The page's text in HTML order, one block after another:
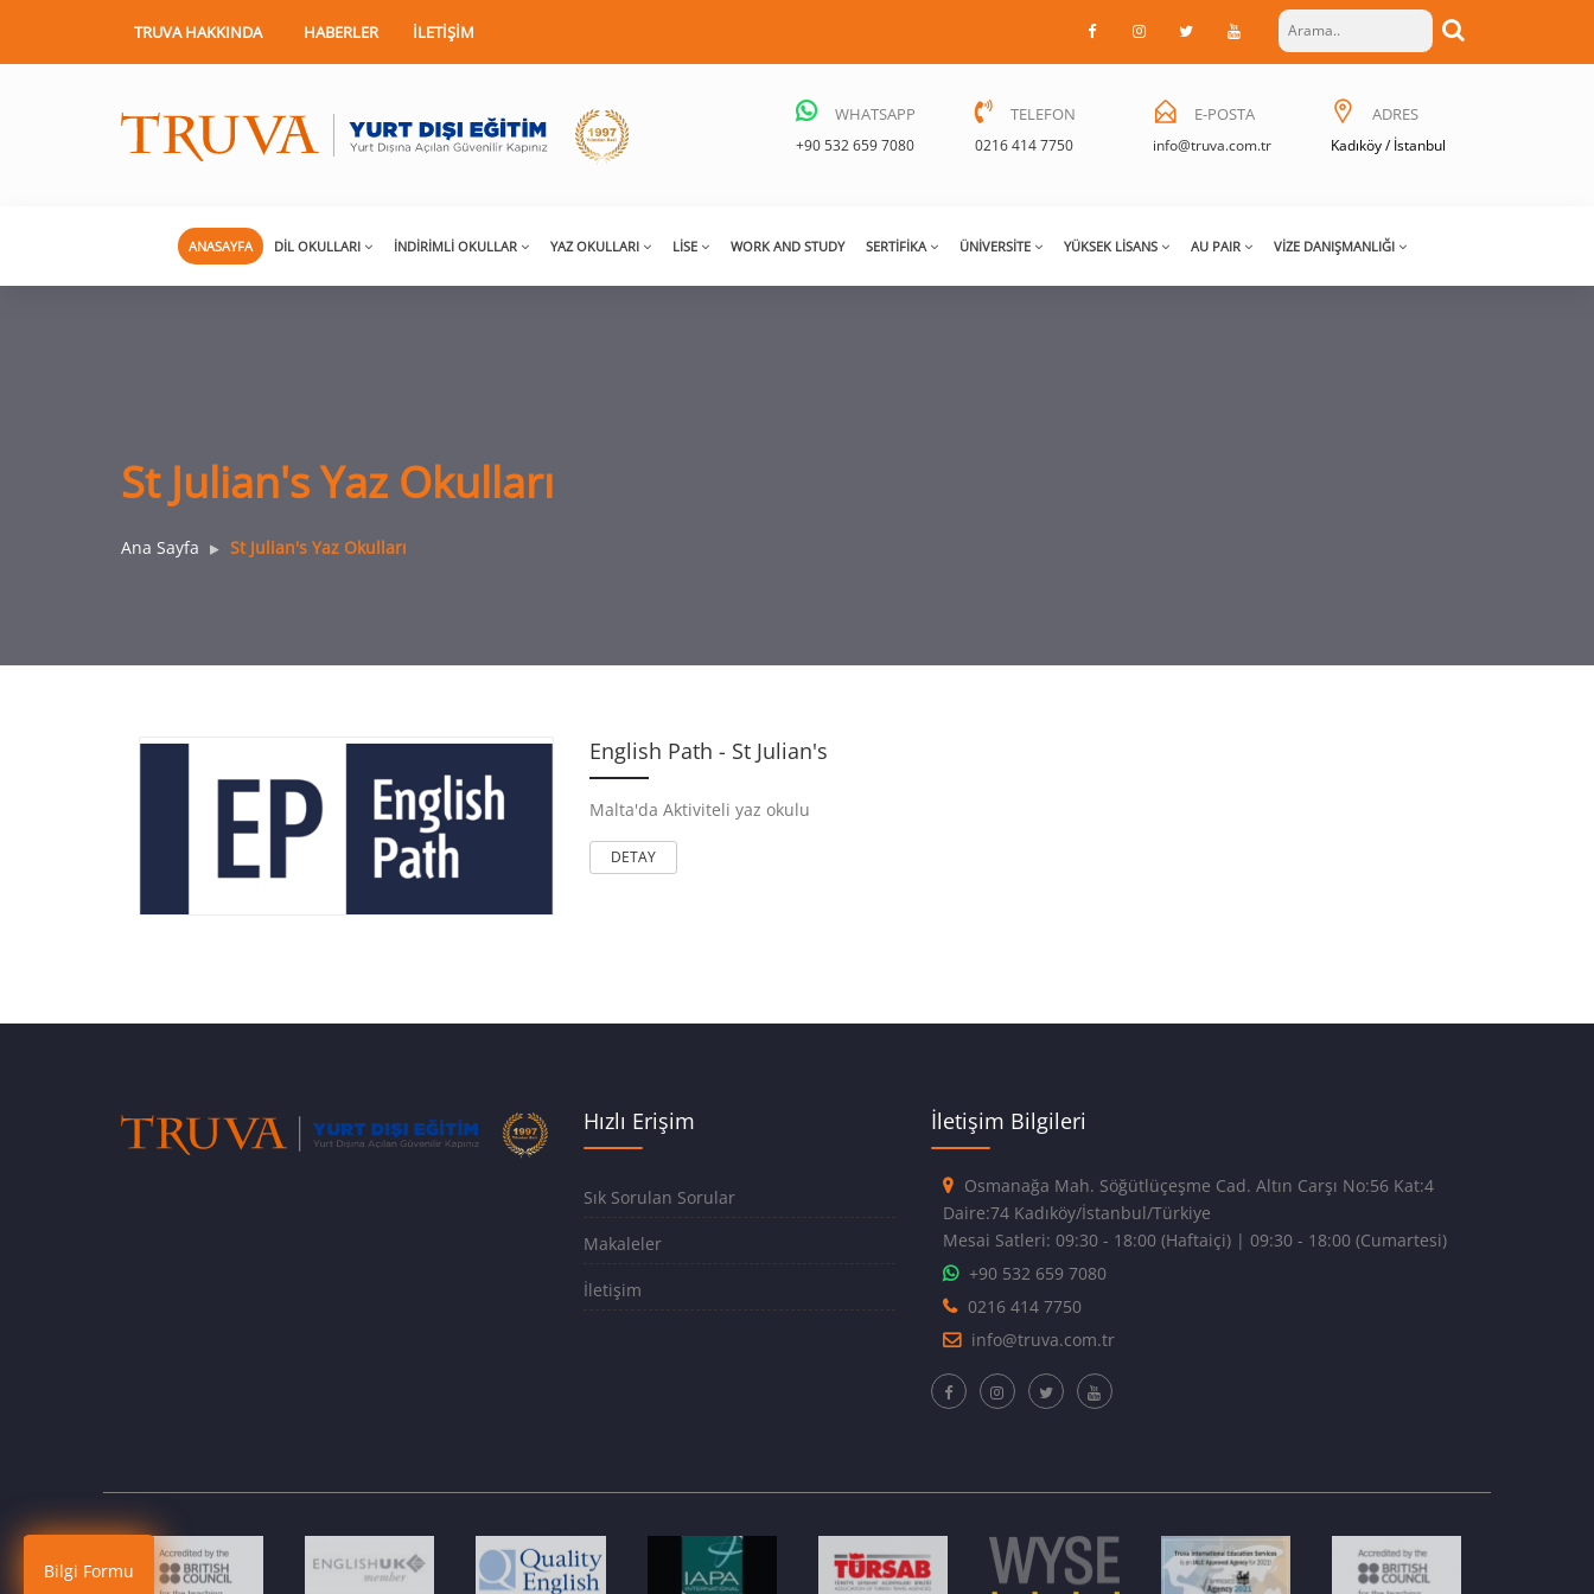
TRUVA HAKKINDA HABERLER İLETIŞIM
ADRES
Kadıköy / İstanbul
E-POSTA
info@truva.com.tr
TELEFON
0216 414 7750
WHATSAPP
+90 532 659 7080
ANASAYFA DIL OKULLARI İNDIRIMLI OKULLAR YAZ OKULLARI LISE WORK AND STUDY SERTIFIKA ÜNIVERSITE YÜKSEK LISANS AU PAIR VIZE DANIŞMANLIĞI
St Julian's Yaz Okulları
Ana Sayfa St Julian's Yaz Okulları
English Path - St Julian's
Malta'da Aktiviteli yaz okulu
DETAY
Hızlı Erişim
Sık Sorulan Sorular
Makaleler
İletişim
İletişim Bilgileri
Osmanağa Mah. Söğütlüçeşme Cad. Altın Carşı No:56 Kat:4
Daire:74 Kadıköy/İstanbul/Türkiye
Mesai Satleri: 09:30 - 18:00 (Haftaiçi) | 09:30 - 18:00 (Cumartesi)
+90 532 659 7080
0216 414 7750
info@truva.com.tr
Bilgi Formu